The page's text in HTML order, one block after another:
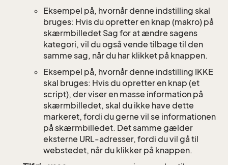
Eksempel på, hvornår denne indstilling skal
bruges: Hvis du opretter en knap (makro) på
skærmbilledet Sag for at ændre sagens
kategori, vil du også vende tilbage til den
samme sag, når du har klikket på knappen.
Eksempel på, hvornår denne indstilling IKKE
skal bruges: Hvis du opretter en knap (et
script), der viser en masse information på
skærmbilledet, skal du ikke have dette
markeret, fordi du gerne vil se informationen
på skærmbilledet. Det samme gælder
eksterne URL-adresser, fordi du vil gå til
webstedet, når du klikker på knappen.